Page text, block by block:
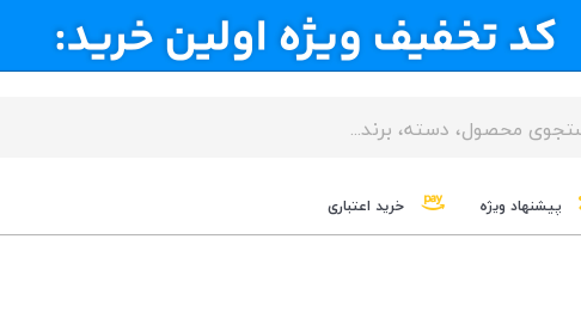
پیشنهاد ویژه خرید اعتباری